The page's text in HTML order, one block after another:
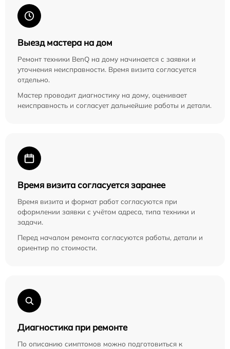
Выезд мастера на дом
Ремонт техники BenQ на дому начинается с заявки и
уточнения неисправности. Время визита согласуется
отдельно.
Мастер проводит диагностику на дому, оценивает
неисправность и согласует дальнейшие работы и детали.
Время визита согласуется заранее
Время визита и формат работ согласуются при
оформлении заявки с учётом адреса, типа техники и
задачи.
Перед началом ремонта согласуются работы, детали и
ориентир по стоимости.
Диагностика при ремонте
По описанию симптомов можно подготовиться к